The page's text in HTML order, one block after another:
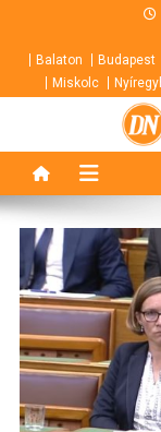
contentBalaton Budapest
Miskolc